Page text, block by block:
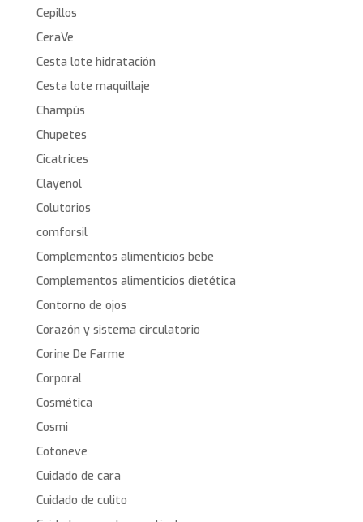
Cepillos
CeraVe
Cesta lote hidratación
Cesta lote maquillaje
Champús
Chupetes
Cicatrices
Clayenol
Colutorios
comforsil
Complementos alimenticios bebe
Complementos alimenticios dietética
Contorno de ojos
Corazón y sistema circulatorio
Corine De Farme
Corporal
Cosmética
Cosmi
Cotoneve
Cuidado de cara
Cuidado de culito